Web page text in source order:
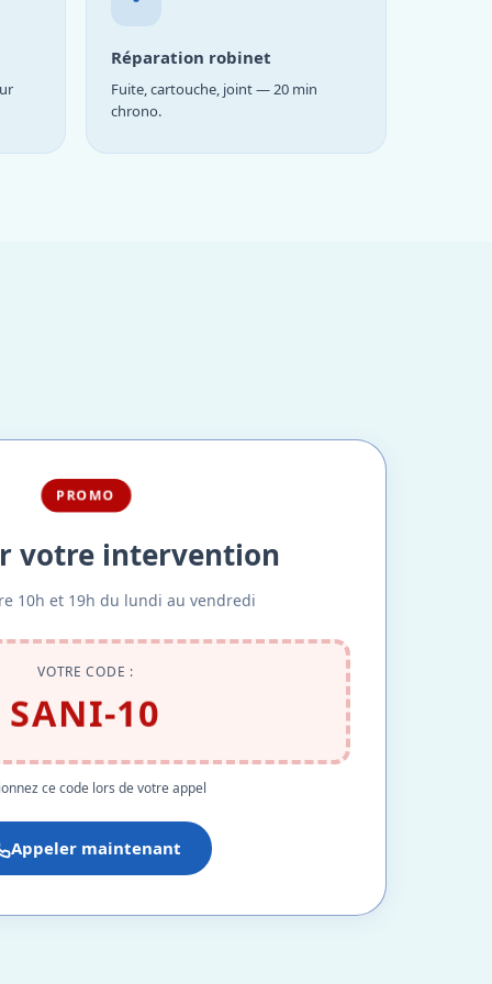
Réparation robinet
Fuite, cartouche, joint — 20 min
chrono.
PROMO
votre intervention
10h et 19h du lundi au vendredi
VOTRE CODE :
SANI-10
ce code lors de votre appel
Appeler maintenant